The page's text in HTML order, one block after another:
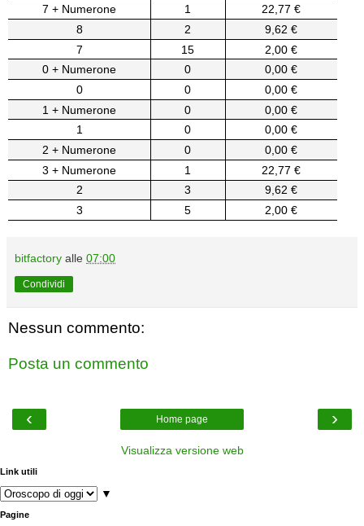
7 + Numerone
1
22,77 €
8
2
9,62 €
7
15
2,00 €
0 + Numerone
0
0,00 €
0
0
0,00 €
1 + Numerone
0
0,00 €
1
0
0,00 €
2 + Numerone
0
0,00 €
3 + Numerone
1
22,77 €
2
3
9,62 €
3
5 2,00 €
bitfactory alle 07:00
Condividi
Nessun commento:
Posta un commento
‹ ›
Home page
Visualizza versione web
Link utili
▼
Pagine